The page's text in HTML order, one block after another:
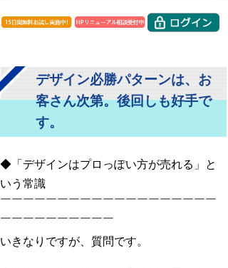
デザイン必勝パターンは、お
客さん次第。後回しも好手で
す。
◆「デザインはプロっぽい方が売れる」と
いう常識
￣￣￣￣￣￣￣￣￣￣￣￣￣￣￣￣￣￣￣
￣￣￣￣￣￣￣￣￣￣
いきなりですが、質問です。